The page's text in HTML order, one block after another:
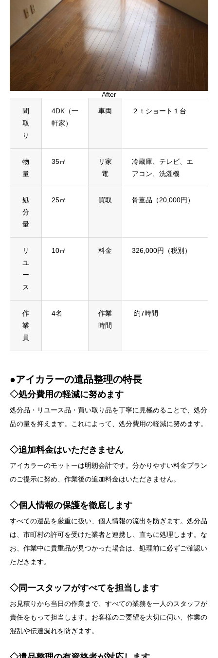
After
間
取
り
4DK（一
軒家）
車両 ２ｔショート１台
物
量
35㎥
リ家
電
冷蔵庫、テレビ、エ
アコン、洗濯機
処
分
量
25㎥ 買取 骨董品（20,000円）
リ
ユ
ー
ス
10㎥ 料金 326,000円（税別）
作
業
員
4名
作業
時間
約7時間
●アイカラーの遺品整理の特長
◇処分費用の軽減に努めます
処分品・リユース品・買い取り品を丁寧に見極めることで、処分
品の量を抑えます。これによって、処分費用の軽減に努めます。
◇追加料金はいただきません
アイカラーのモットーは明朗会計です。分かりやすい料金プラン
のご提示に努め、作業後の追加料金はいただきません。
◇個人情報の保護を徹底します
すべての遺品を厳重に扱い、個人情報の流出を防ぎます。処分品
は、市町村の許可を受けた業者と連携し、直ちに処理します。な
お、作業中に貴重品が見つかった場合は、処理前に必ずご確認い
ただきます。
◇同一スタッフがすべてを担当します
お見積りから当日の作業まで、すべての業務を一人のスタッフが
責任をもって担当します。お客様のご要望を大切に伺い、作業の
混乱や伝達漏れを防ぎます。